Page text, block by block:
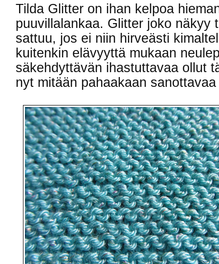
Tilda Glitter on ihan kelpoa
puuvillalankaa. Glitter joko näkyy
sattuu, jos ei niin hirveästi
kuitenkin elävyyttä mukaan
säkehdyttävän ihastuttavaa ollut
nyt mitään pahaakaan